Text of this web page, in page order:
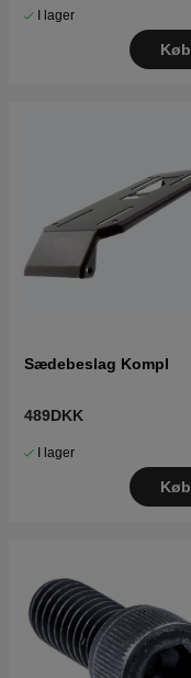
I lager
Køb
Sædebeslag Kompl
489DKK
I lager
Køb